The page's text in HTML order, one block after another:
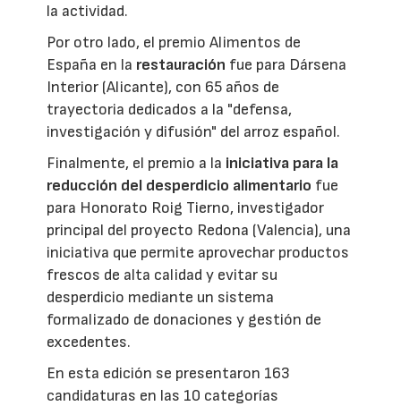
la actividad.
Por otro lado, el premio Alimentos de
España en la restauración fue para Dársena
Interior (Alicante), con 65 años de
trayectoria dedicados a la "defensa,
investigación y difusión" del arroz español.
Finalmente, el premio a la iniciativa para la
reducción del desperdicio alimentario fue
para Honorato Roig Tierno, investigador
principal del proyecto Redona (Valencia), una
iniciativa que permite aprovechar productos
frescos de alta calidad y evitar su
desperdicio mediante un sistema
formalizado de donaciones y gestión de
excedentes.
En esta edición se presentaron 163
candidaturas en las 10 categorías